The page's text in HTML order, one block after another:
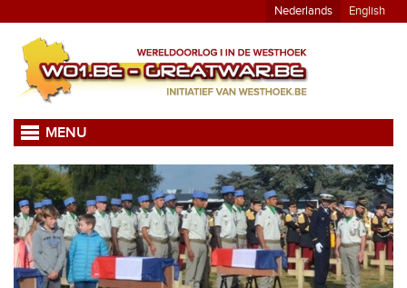
Nederlands English
MENU